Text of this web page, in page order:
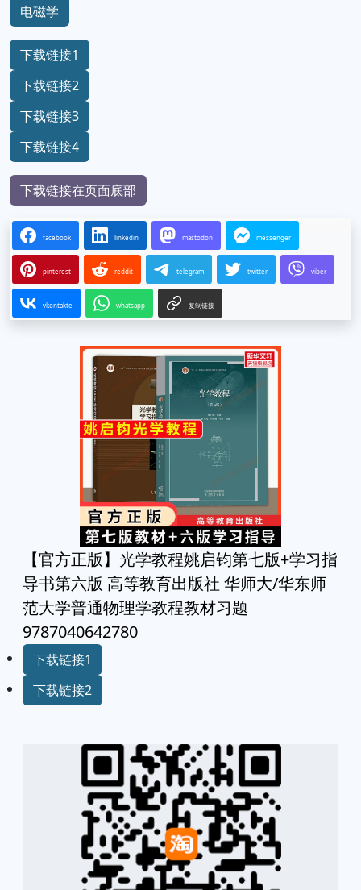
电磁学
下载链接1
下载链接2
下载链接3
下载链接4
下载链接在页面底部
facebook linkedin mastodon messenger
pinterest reddit telegram twitter viber
vkontakte whatsapp 复制链接
【官方正版】光学教程姚启钧第七版+学习指
导书第六版 高等教育出版社 华师大/华东师
范大学普通物理学教程教材习题
9787040642780
下载链接1
下载链接2